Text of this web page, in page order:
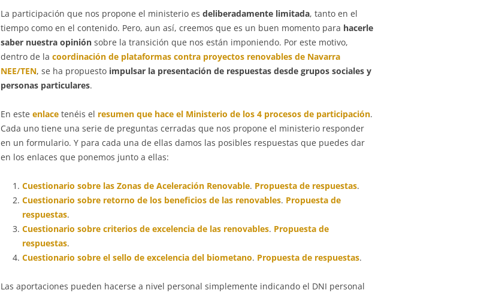
La participación que nos propone el ministerio esdeliberadamente limitada, tanto en el
tiempo como en el contenido. Pero, aun así, creemos que es un buen momento para hacerle
saber nuestra opinión sobre la transición que nos están imponiendo. Por este motivo,
dentro de lacoordinación de plataformas contra proyectos renovables de Navarra
NEE/TEN, se ha propuesto impulsar la presentación de respuestas desde grupos sociales y
personas particulares.
En esteenlace tenéis el resumen que hace el Ministerio de los 4 procesos de participación.
Cada uno tiene una serie de preguntas cerradas que nos propone el ministerio responder
en un formulario. Y para cada una de ellas damos las posibles respuestas que puedes dar
en los enlaces que ponemos junto a ellas:
Cuestionario sobre las Zonas de Aceleración Renovable. Propuesta de respuestas.
Cuestionario sobre retorno de los beneficios de las renovables. Propuesta de
respuestas.
Cuestionario sobre criterios de excelencia de las renovables. Propuesta de
respuestas.
Cuestionario sobre el sello de excelencia del biometano. Propuesta de respuestas.
Las aportaciones pueden hacerse a nivel personal simplemente indicando el DNI personal